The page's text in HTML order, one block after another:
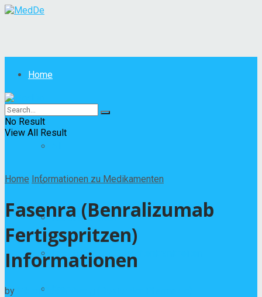
Home
Krankheiten
Andere Krankheiten
Hautkrankheiten
Infektions- und Parasitenkrankheiten
No Result
View All Result
Home Informationen zu Medikamenten
Fasenra (Benralizumab
Fertigspritzen)
Informationen
by
Viktor Rosenzweig (Doktor der Pharmazie)